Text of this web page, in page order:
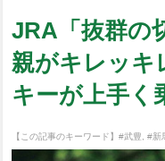
JRA「抜群の
親がキレッキ
キーが上手く
【この記事のキーワード】 #武豊 #新